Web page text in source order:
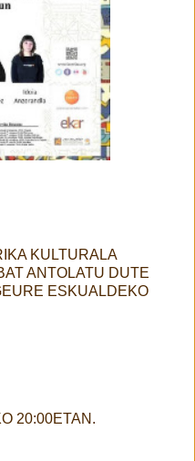
KULTURALA
ANTOLATU DUTE
ESKUALDEKO
20:00ETAN.